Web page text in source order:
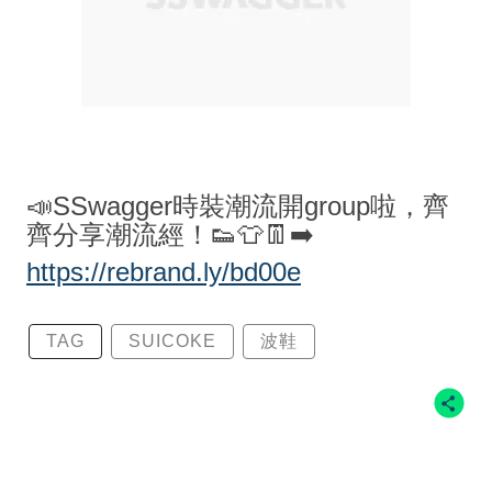
📣SSwagger時裝潮流開group啦，齊
齊分享潮流經！👟👕👖➡️
https://rebrand.ly/bd00e
TAG SUICOKE 波鞋